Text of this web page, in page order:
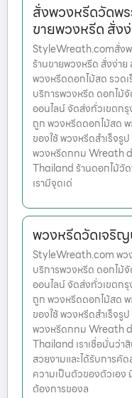
สั่งพวงหรีดวัดพ
ขายพวงหรีด สั่ง
StyleWreath.comสั่งพ
ร้านขายพวงหรีด สั่งง่า
พวงหรีดดอกไม้สด รวด
บริการพวงหรีด ดอกไม้
ออนไลน์ จัดส่งทั่วเขตก
ถูก พวงหรีดดอกไม้สด
ของใช้ พวงหรีดสำเร็จ
พวงหรีดกทม Wreath
Thailand ร้านดอกไม้วัด
เรามีจุดเด่
พวงหรีดวัดเจริ
StyleWreath.com พว
บริการพวงหรีด ดอกไม้
ออนไลน์ จัดส่งทั่วเขตก
ถูก พวงหรีดดอกไม้สด
ของใช้ พวงหรีดสำเร็จ
พวงหรีดกทม Wreath
Thailand เราเชื่อมั่นว่า
สวยงามและได้รับการ
ความเป็นตัวของตัวเอ
ต้องการของล